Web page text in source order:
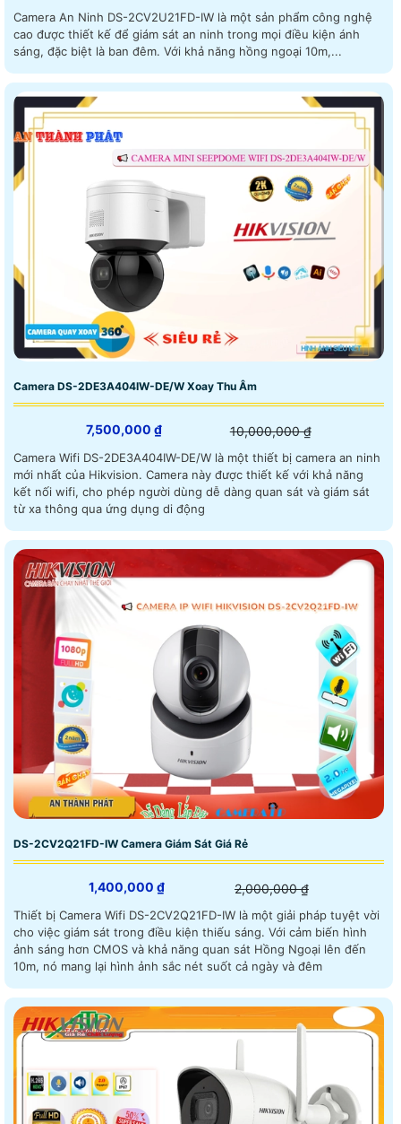
Camera An Ninh DS-2CV2U21FD-IW là một sản phẩm công nghệ
cao được thiết kế để giám sát an ninh trong mọi điều kiện ánh
sáng, đặc biệt là ban đêm. Với khả năng hồng ngoại 10m,...
Camera DS-2DE3A404IW-DE/W Xoay Thu Âm
7,500,000 ₫ 10,000,000 ₫
Camera Wifi DS-2DE3A404IW-DE/W là một thiết bị camera an ninh
mới nhất của Hikvision. Camera này được thiết kế với khả năng
kết nối wifi, cho phép người dùng dễ dàng quan sát và giám sát
từ xa thông qua ứng dụng di động
DS-2CV2Q21FD-IW Camera Giám Sát Giá Rẻ
1,400,000 ₫ 2,000,000 ₫
Thiết bị Camera Wifi DS-2CV2Q21FD-IW là một giải pháp tuyệt vời
cho việc giám sát trong điều kiện thiếu sáng. Với cảm biến hình
ảnh sáng hơn CMOS và khả năng quan sát Hồng Ngoại lên đến
10m, nó mang lại hình ảnh sắc nét suốt cả ngày và đêm